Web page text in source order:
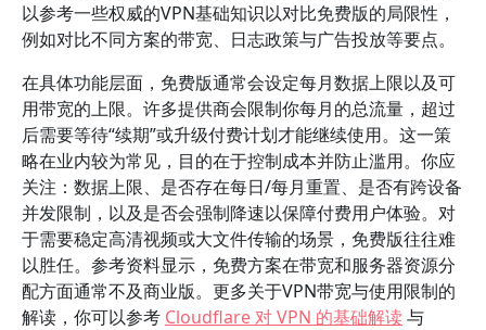
以参考一些权威的VPN基础知识以对比免费版的局限性，
例如对比不同方案的带宽、日志政策与广告投放等要点。
在具体功能层面，免费版通常会设定每月数据上限以及可
用带宽的上限。许多提供商会限制你每月的总流量，超过
后需要等待“续期”或升级付费计划才能继续使用。这一策
略在业内较为常见，目的在于控制成本并防止滥用。你应
关注：数据上限、是否存在每日/每月重置、是否有跨设备
并发限制，以及是否会强制降速以保障付费用户体验。对
于需要稳定高清视频或大文件传输的场景，免费版往往难
以胜任。参考资料显示，免费方案在带宽和服务器资源分
配方面通常不及商业版。更多关于VPN带宽与使用限制的
解读，你可以参考 Cloudflare 对 VPN 的基础解读与